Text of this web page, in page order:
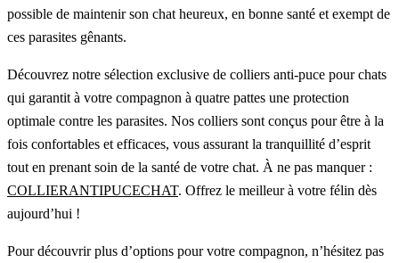
possible de maintenir son chat heureux, en bonne santé et exempt de
ces parasites gênants.
Découvrez notre sélection exclusive de colliers anti-puce pour chats
qui garantit à votre compagnon à quatre pattes une protection
optimale contre les parasites. Nos colliers sont conçus pour être à la
fois confortables et efficaces, vous assurant la tranquillité d’esprit
tout en prenant soin de la santé de votre chat. À ne pas manquer :
COLLIERANTIPUCECHAT. Offrez le meilleur à votre félin dès
aujourd’hui !
Pour découvrir plus d’options pour votre compagnon, n’hésitez pas